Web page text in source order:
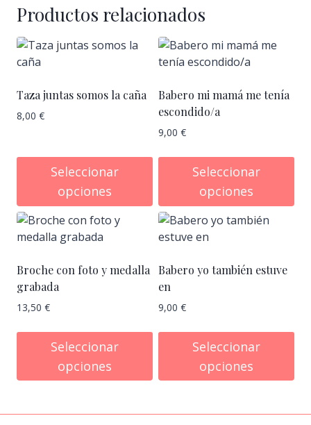
alfombrilla
diseña
tu
Productos relacionados
Taza juntas somos la caña
8,00 €
Seleccionar
opciones
Babero mi mamá me tenía
escondido/a
9,00 €
Seleccionar
opciones
Broche con foto y medalla
grabada
13,50 €
Seleccionar
opciones
Babero yo también estuve
en
9,00 €
Seleccionar
opciones